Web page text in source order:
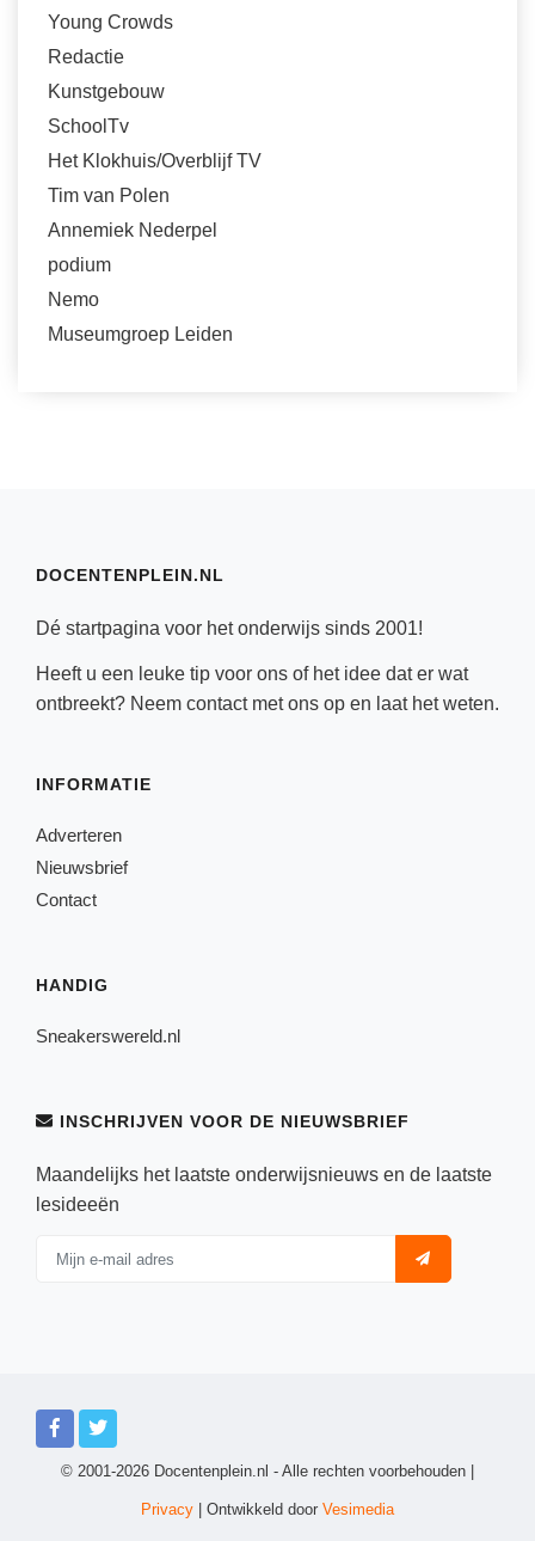
Young Crowds
Redactie
Kunstgebouw
SchoolTv
Het Klokhuis/Overblijf TV
Tim van Polen
Annemiek Nederpel
podium
Nemo
Museumgroep Leiden
DOCENTENPLEIN.NL
Dé startpagina voor het onderwijs sinds 2001!
Heeft u een leuke tip voor ons of het idee dat er wat
ontbreekt? Neem contactmet ons op en laat het weten.
INFORMATIE
Adverteren
Nieuwsbrief
Contact
HANDIG
Sneakerswereld.nl
INSCHRIJVEN VOOR DE NIEUWSBRIEF
Maandelijks het laatste onderwijsnieuws en de laatste
lesideeën
© 2001-2026 Docentenplein.nl - Alle rechten voorbehouden |
Privacy | Ontwikkeld door Vesimedia